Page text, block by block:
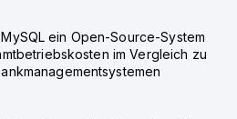
ein Open-Source-System
im Vergleich zu